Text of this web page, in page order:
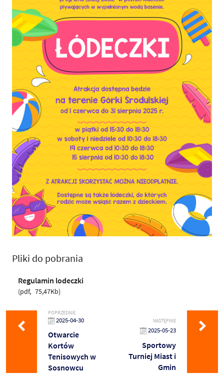
Pliki do pobrania
Regulamin lodeczki
pdf 75,47Kb
POPRZEDNIE
2025-04-30
Otwarcie
Kortów
Tenisowych w
Sosnowcu
NASTĘPNIE
2025-05-23
Sportowy
Turniej Miast i
Gmin